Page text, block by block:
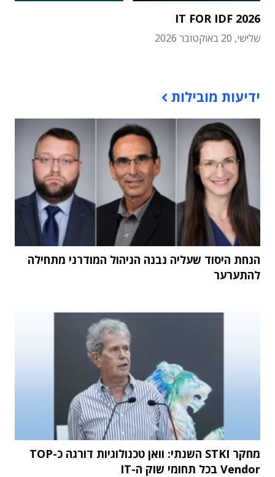
IT FOR IDF 2026
שלישי, 20 באוקטובר 2026
ידיעות מובילות
הנחת היסוד שעליה נבנה הניהול המודרני מתחילה
להתערער
מחקר STKI השנתי: וואן טכנולוגיות דורגה כ-TOP
Vendor בכל תחומי שוק ה-IT